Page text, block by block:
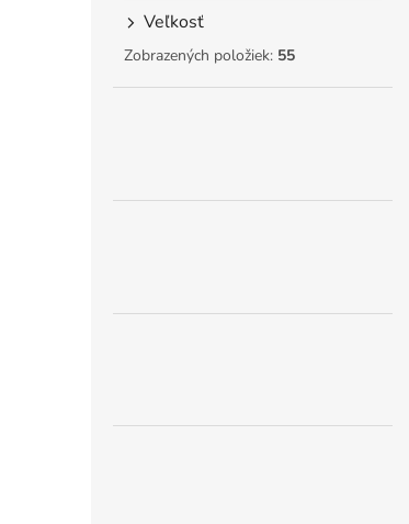
Veľkosť
Zobrazených položiek: 55